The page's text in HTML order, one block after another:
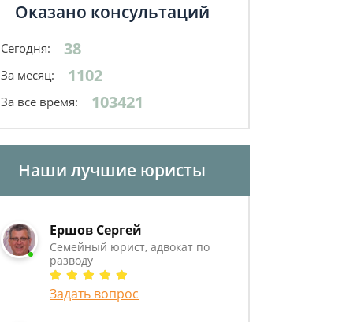
Оказано консультаций
Сегодня: 38
За месяц: 1102
За все время: 103421
Наши лучшие юристы
Ершов Сергей
Семейный юрист, адвокат по
разводу
Задать вопрос